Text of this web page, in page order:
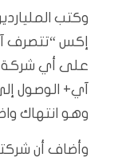
وكتب
إكس “تتصرف
على أي شركة
آي+ الوصول
وهو انتهاك
وأضاف أن